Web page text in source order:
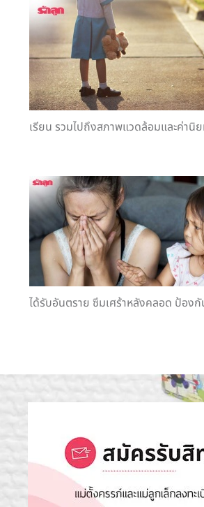
เรียน รวมไปถึงสภาพแวดล้อมและค่านิ
ได้รับอันตราย ซึมเศร้าหลังคลอด ป้องกั